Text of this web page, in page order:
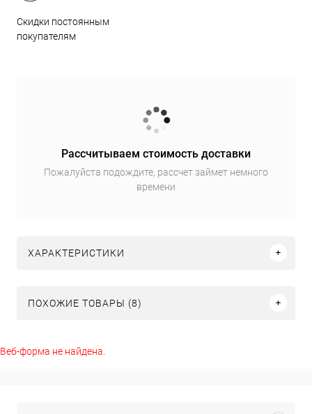
Скидки постоянным
покупателям
Рассчитываем стоимость доставки
Пожалуйста подождите, рассчет займет немного
времени
ХАРАКТЕРИСТИКИ
ПОХОЖИЕ ТОВАРЫ (8)
Веб-форма не найдена.